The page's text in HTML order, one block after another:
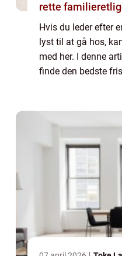
rette
Hvis du leder efter
lyst til at gå hos,
med her. I denne
finde den bedste